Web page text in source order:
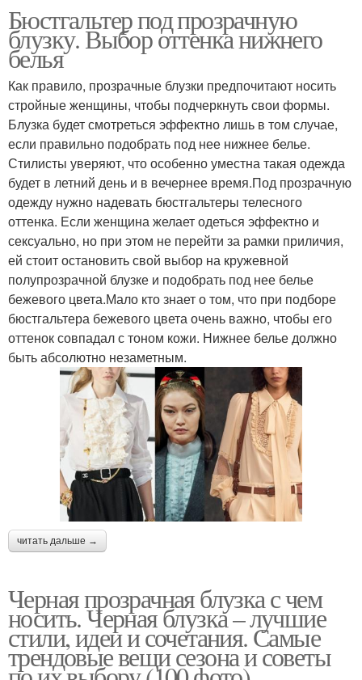
Бюстгальтер под прозрачную
блузку. Выбор оттенка нижнего
белья
Как правило, прозрачные блузки предпочитают носить
стройные женщины, чтобы подчеркнуть свои формы.
Блузка будет смотреться эффектно лишь в том случае,
если правильно подобрать под нее нижнее белье.
Стилисты уверяют, что особенно уместна такая одежда
будет в летний день и в вечернее время.Под прозрачную
одежду нужно надевать бюстгальтеры телесного
оттенка. Если женщина желает одеться эффектно и
сексуально, но при этом не перейти за рамки приличия,
ей стоит остановить свой выбор на кружевной
полупрозрачной блузке и подобрать под нее белье
бежевого цвета.Мало кто знает о том, что при подборе
бюстгальтера бежевого цвета очень важно, чтобы его
оттенок совпадал с тоном кожи. Нижнее белье должно
быть абсолютно незаметным.
читать дальше →
Черная прозрачная блузка с чем
носить. Черная блузка – лучшие
стили, идеи и сочетания. Самые
трендовые вещи сезона и советы